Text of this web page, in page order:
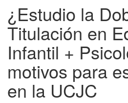
¿Estudio la
Titulación en
Infantil +
motivos para
en la UCJC